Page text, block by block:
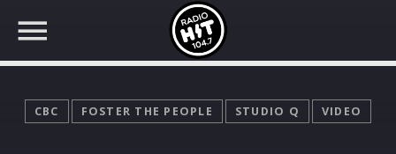
CBC FOSTER THE PEOPLE STUDIO Q VIDEO